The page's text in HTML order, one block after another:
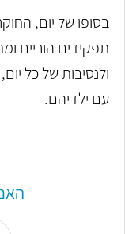
בסופו של יום,
תפקידים הוריים
ולנסיבות של כל
עם ילדיהם.